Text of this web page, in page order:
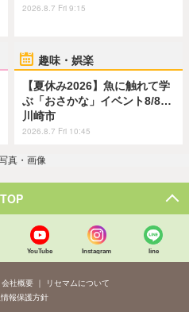
2026.8.7 Fri 9:15
趣味・娯楽
【夏休み2026】魚に触れて学
ぶ「おさかな」イベント8/8…
川崎市
2026.8.7 Fri 10:45
真・画像
TOP
YouTube Instagram line
会社概要
リセマムについて
報保護方針